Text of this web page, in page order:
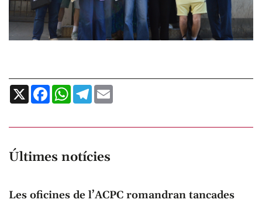
X FacebookWhatsApp
Telegram
Últimes notícies
Les oficines de l’ACPC romandran tancades